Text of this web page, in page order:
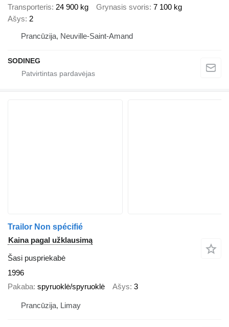
Transporteris 24 900 kg Grynasis svoris 7 100 kg
Ašys 2
Prancūzija, Neuville-Saint-Amand
SODINEG
Trailor Non spécifié
Kaina pagal užklausimą
Šasi puspriekabė
1996
Pakaba spyruoklė/spyruoklė Ašys 3
Prancūzija, Limay